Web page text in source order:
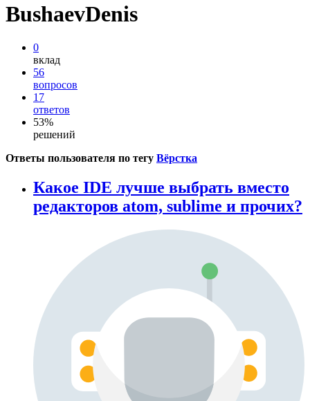
BushaevDenis
0
вклад
56
вопросов
17
ответов
53%
решений
Ответы пользователя по тегу Вёрстка
Какое IDE лучше выбрать вместо
редакторов atom, sublime и прочих?